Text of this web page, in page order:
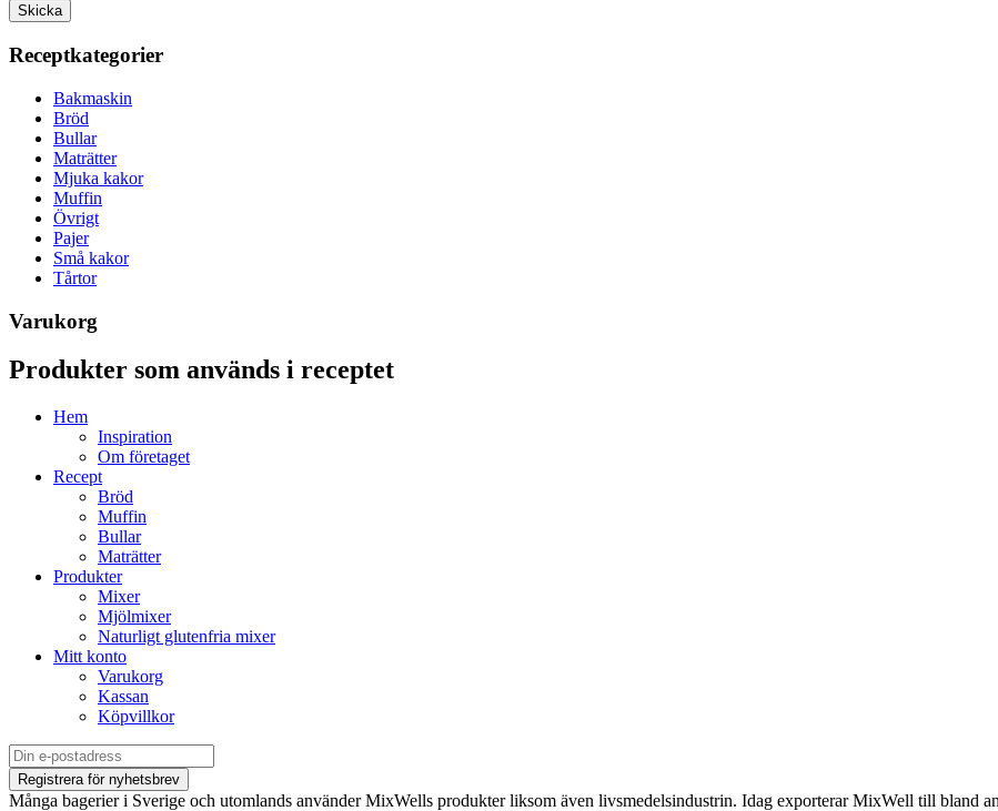
Receptkategorier
Bakmaskin
Bröd
Bullar
Maträtter
Mjuka kakor
Muffin
Övrigt
Pajer
Små kakor
Tårtor
Varukorg
Produkter som används i receptet
Hem
Inspiration
Om företaget
Recept
Bröd
Muffin
Bullar
Maträtter
Produkter
Mixer
Mjölmixer
Naturligt glutenfria mixer
Mitt konto
Varukorg
Kassan
Köpvillkor
Många bagerier i Sverige och utomlands använder MixWells produkter liksom även livsmedelsindustrin. Idag exporterar MixWell till bland